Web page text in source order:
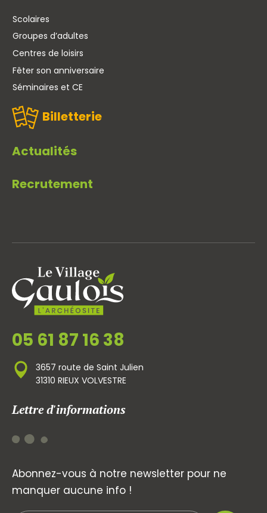
Scolaires
Groupes d’adultes
Centres de loisirs
Fêter son anniversaire
Séminaires et CE
Billetterie
Actualités
Recrutement
05 61 87 16 38
3657 route de Saint Julien
31310 RIEUX VOLVESTRE
Lettre d'informations
Abonnez-vous à notre newsletter pour ne
manquer aucune info !